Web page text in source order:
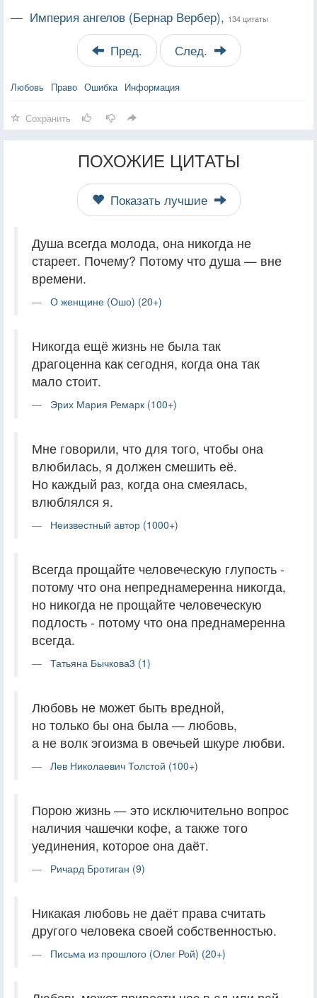
— Империя ангелов (Бернар Вербер), 134 цитаты
Пред. След.
Любовь Право Ошибка Информация
Сохранить
ПОХОЖИЕ ЦИТАТЫ
Показать лучшие
Душа всегда молода, она никогда не
стареет. Почему? Потому что душа — вне
времени.
О женщине (Ошо) (20+)
Никогда ещё жизнь не была так
драгоценна как сегодня, когда она так
мало стоит.
Эрих Мария Ремарк (100+)
Мне говорили, что для того, чтобы она
влюбилась, я должен смешить её.
Но каждый раз, когда она смеялась,
влюблялся я.
Неизвестный автор (1000+)
Всегда прощайте человеческую глупость -
потому что она непреднамеренна никогда,
но никогда не прощайте человеческую
подлость - потому что она преднамеренна
всегда.
Татьяна Бычкова3 (1)
Любовь не может быть вредной,
но только бы она была — любовь,
а не волк эгоизма в овечьей шкуре любви.
Лев Николаевич Толстой (100+)
Порою жизнь — это исключительно вопрос
наличия чашечки кофе, а также того
уединения, которое она даёт.
Ричард Бротиган (9)
Никакая любовь не даёт права считать
другого человека своей собственностью.
Письма из прошлого (Олег Рой) (20+)